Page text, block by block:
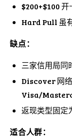
$200+$100
Hard Pull 虽
缺点：
三家信用局同
Discover 网
Visa/
返现类型固定
适合人群：